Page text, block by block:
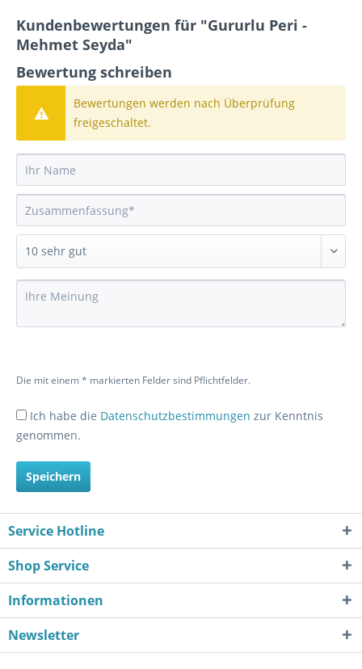
Kundenbewertungen für "Gururlu Peri -
Mehmet Seyda"
Bewertung schreiben
Bewertungen werden nach Überprüfung
freigeschaltet.
Die mit einem * markierten Felder sind Pflichtfelder.
Ich habe die Datenschutzbestimmungen zur Kenntnis
genommen.
Speichern
Service Hotline
Shop Service
Informationen
Newsletter